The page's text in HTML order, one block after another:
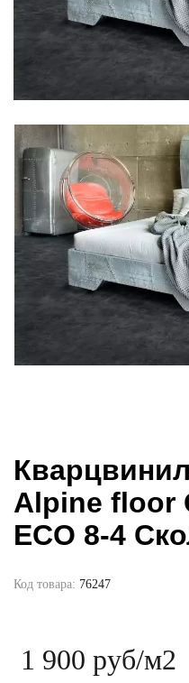
Alpine floor
ECO 8-4
Код товара: 76247
1 900 руб/м2